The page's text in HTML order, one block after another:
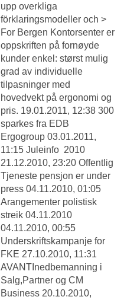
upp overkliga
förklaringsmodeller och >
For Bergen Kontorsenter er
oppskriften på fornøyde
kunder enkel: størst mulig
grad av individuelle
tilpasninger med
hovedvekt på ergonomi og
pris. 19.01.2011, 12:38 300
sparkes fra EDB
Ergogroup 03.01.2011,
11:15 Juleinfo  2010
21.12.2010, 23:20 Offentlig
Tjeneste pensjon er under
press 04.11.2010, 01:05
Arangementer polistisk
streik 04.11.2010
04.11.2010, 00:55
Underskriftskampanje for
FKE 27.10.2010, 11:31
AVANTInedbemanning i
Salg,Partner og CM
Business 20.10.2010,